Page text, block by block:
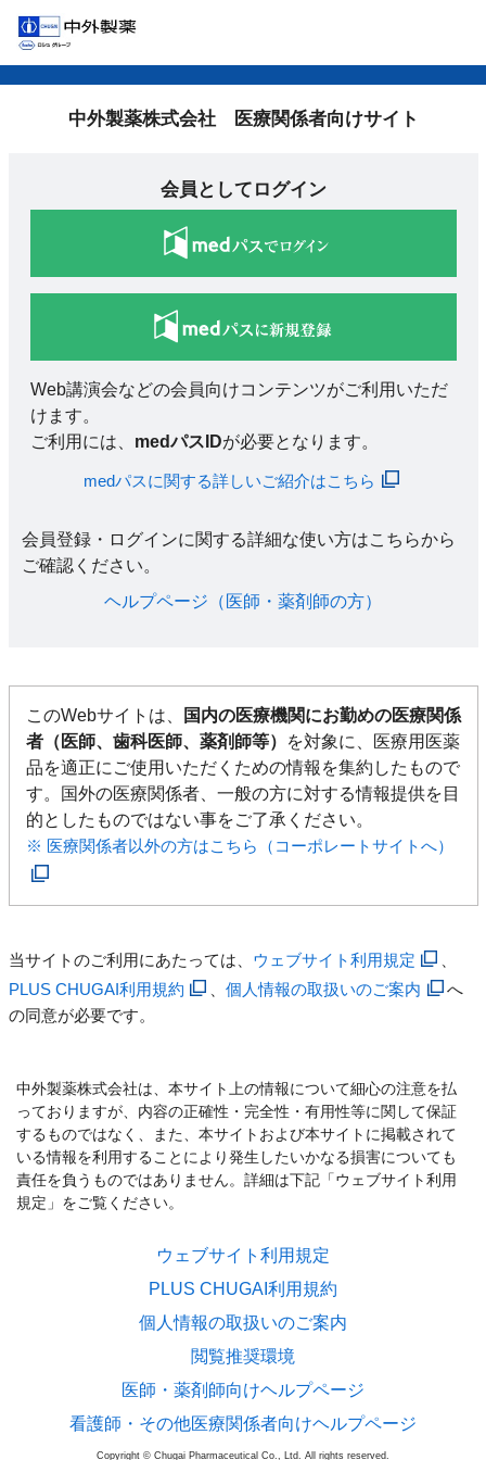
中外製薬株式会社 医療関係者向けサイト
会員としてログイン
Web講演会などの会員向けコンテンツがご利用いただ
けます。
ご利用には、 medパスIDが必要となります。
medパスに関する詳しいご紹介はこちら
会員登録・ログインに関する詳細な使い方はこちらから
ご確認ください。​
ヘルプページ（医師・薬剤師の方）​
このWebサイトは、
国内の医療機関にお勤めの医療関係
者（医師、歯科医師、薬剤師等）
を対象に、医療用医薬
品を適正にご使用いただくための情報を集約したもので
す。国外の医療関係者、一般の方に対する情報提供を目
的としたものではない事をご了承ください。
※ 医療関係者以外の方はこちら（コーポレートサイトへ）
当サイトのご利用にあたっては、 ウェブサイト利用規定
PLUS CHUGAI利用規約
、個人情報の取扱いのご案内
へ
の同意が必要です。
中外製薬株式会社は、本サイト上の情報について細心の注意を払
っておりますが、内容の正確性・完全性・有用性等に関して保証
するものではなく、また、本サイトおよび本サイトに掲載されて
いる情報を利用することにより発生したいかなる損害についても
責任を負うものではありません。詳細は下記「ウェブサイト利用
規定」をご覧ください。
ウェブサイト利用規定
PLUS CHUGAI利用規約
個人情報の取扱いのご案内
閲覧推奨環境
医師・薬剤師向けヘルプページ
看護師・その他医療関係者向けヘルプページ
Copyright © Chugai Pharmaceutical Co., Ltd. All rights reserved.